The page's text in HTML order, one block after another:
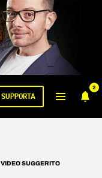
2
SUPPORTA
VIDEO SUGGERITO